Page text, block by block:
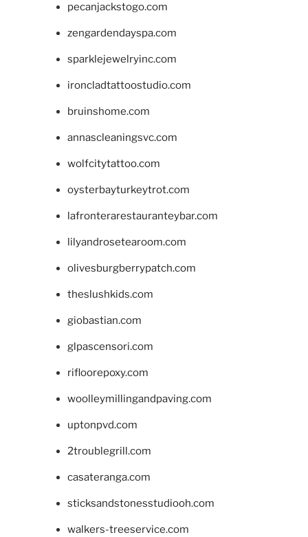
pecanjackstogo.com
zengardendayspa.com
sparklejewelryinc.com
ironcladtattoostudio.com
bruinshome.com
annascleaningsvc.com
wolfcitytattoo.com
oysterbayturkeytrot.com
lafronterarestauranteybar.com
lilyandrosetearoom.com
olivesburgberrypatch.com
theslushkids.com
giobastian.com
glpascensori.com
rifloorepoxy.com
woolleymillingandpaving.com
uptonpvd.com
2troublegrill.com
casateranga.com
sticksandstonesstudiooh.com
walkers-treeservice.com